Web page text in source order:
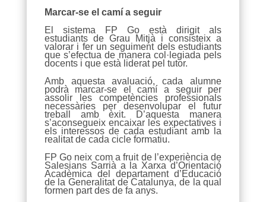
Marcar-se el camí a seguir
El sistema FP Go està dirigit als
estudiants de Grau Mitjà i consisteix a
valorar i fer un seguiment dels estudiants
que s’efectua de manera col·legiada pels
docents i que està liderat pel tutor.
Amb aquesta avaluació, cada alumne
podrà marcar-se el camí a seguir per
assolir les competències professionals
necessàries per desenvolupar el futur
treball amb èxit. D’aquesta manera
s’aconsegueix encaixar les expectatives i
els interessos de cada estudiant amb la
realitat de cada cicle formatiu.
FP Go neix com a fruit de l’experiència de
Salesians Sarrià a la Xarxa d’Orientació
Acadèmica del departament d’Educació
de la Generalitat de Catalunya, de la qual
formen part des de fa anys.